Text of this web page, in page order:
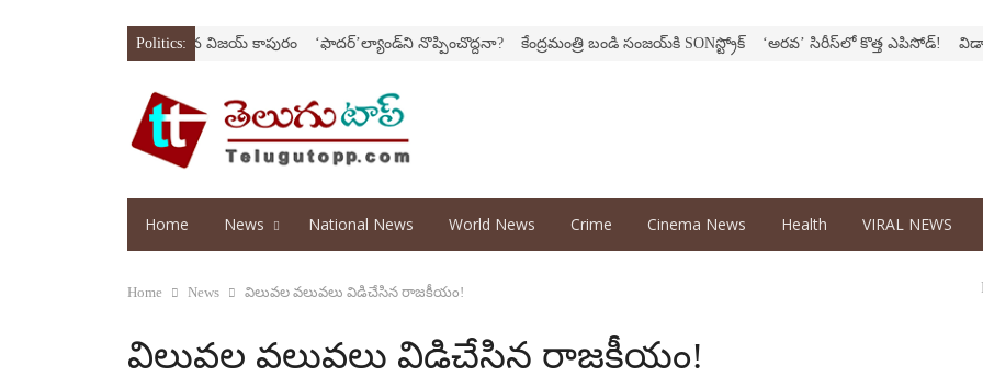
Politics:
విడాకులదాకా వచ్చిన విజయ్‌ కాపురం ‘ఫాదర్‌’ల్యాండ్‌ని నొప్పించొద్దనా? కేంద్ర‌మంత్రి బండి సంజ‌య్‌కి SONస్ట్రోక్‌ ‘అర‌వ’ సిరీస్‌లో కొత్త ఎపిసోడ్‌! విడాకులదాకా
Home News National News World News Crime Cinema News Health VIRAL NEWS
Home News విలువ‌ల వ‌లువలు విడిచేసిన రాజ‌కీయం!
విలువ‌ల వ‌లువలు విడిచేసిన రాజ‌కీయం!